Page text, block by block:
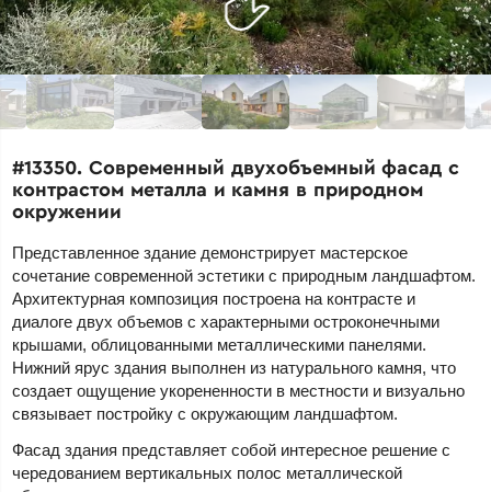
#13350. Современный двухобъемный фасад с
контрастом металла и камня в природном
окружении
Представленное здание демонстрирует мастерское
сочетание современной эстетики с природным ландшафтом.
Архитектурная композиция построена на контрасте и
диалоге двух объемов с характерными остроконечными
крышами, облицованными металлическими панелями.
Нижний ярус здания выполнен из натурального камня, что
создает ощущение укорененности в местности и визуально
связывает постройку с окружающим ландшафтом.
Фасад здания представляет собой интересное решение с
чередованием вертикальных полос металлической